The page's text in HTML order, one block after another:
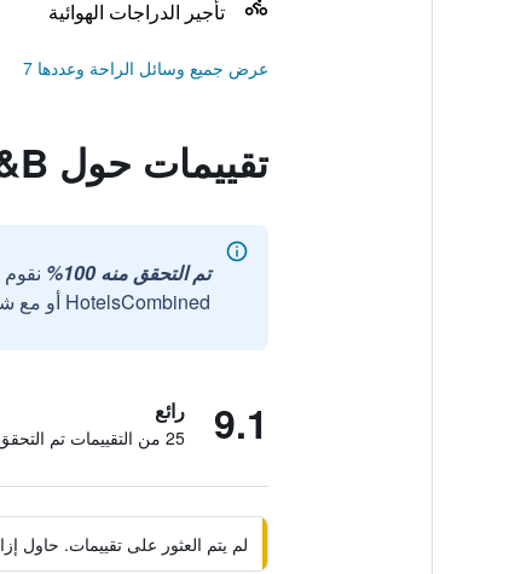
تأجير الدراجات الهوائية
عرض جميع وسائل الراحة وعددها 7
تقييمات حول Check In B&B
تم التحقق منه 100%
HotelsCombined أو مع شركائنا الخارجيين الموثوقين.
9.1 رائع
25 من التقييمات تم التحقق منها
لم يتم العثور على تقييمات.